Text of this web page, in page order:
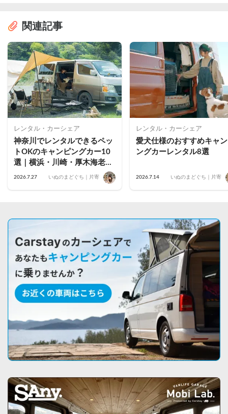
関連記事
レンタル・カーシェア
神奈川でレンタルできるペッ
トOKのキャンピングカー10
選｜横浜・川崎・厚木海老
名・藤沢茅ヶ崎・小田原・鎌
2026.7.27 いぬのまどぐち｜片寄
レンタル・カーシェア
愛犬仕様のおすすめキャ
ングカーレンタル8選
2026.7.14 いぬのまどぐち｜片寄